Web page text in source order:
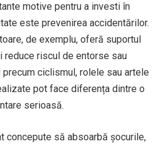
motive pentru a investi în
este prevenirea accidentărilor.
de exemplu, oferă suportul
reduce riscul de entorse sau
ciclismul, rolele sau artele
pot face diferența dintre o
serioasă.
concepute să absoarbă șocurile,